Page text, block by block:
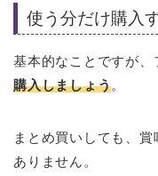
使う分だけ購入
基本的なことですが、
購入しましょう。
まとめ買いしても、
ありません。